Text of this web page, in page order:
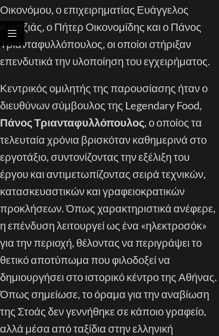
Οικονόμου, ο επιχειρηματίας Ευάγγελος
Κοντζιάς, ο Πήτερ Οικονομίδης και ο Πάνος
Τριανταφυλλόπουλος, οι οποίοι στήριξαν
επενδυτικά την υλοποίηση του εγχειρήματος.
Κεντρικός ομιλητής της παρουσίασης ήταν ο
διευθύνων σύμβουλος της Legendary Food,
Πάνος Τριανταφυλλόπουλος, ο οποίος τα
τελευταία χρόνια βρισκόταν καθημερινά στο
εργοτάξιο, συντονίζοντας την εξέλιξη του
έργου και αντιμετωπίζοντας σειρά τεχνικών,
κατασκευαστικών και γραφειοκρατικών
προκλήσεων. Όπως χαρακτηριστικά ανέφερε,
η επένδυση λειτουργεί ως ένα «ηλεκτροσόκ»
για την περιοχή, θέλοντας να περιγράψει το
θετικό αποτύπωμα που φιλοδοξεί να
δημιουργήσει στο ιστορικό κέντρο της Αθήνας.
Όπως σημείωσε, το όραμα για την αναβίωση
της Στοάς δεν γεννήθηκε σε κάποιο γραφείο,
αλλά μέσα από ταξίδια στην ελληνική